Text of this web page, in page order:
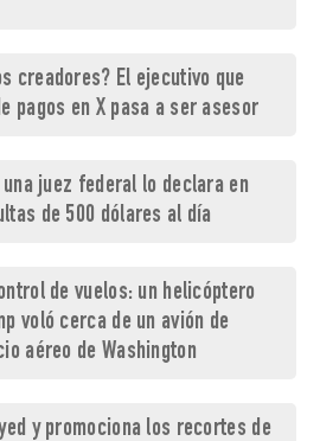
creadores? El ejecutivo que
pagos en X pasa a ser asesor
juez federal lo declara en
de 500 dólares al día
de vuelos: un helicóptero
voló cerca de un avión de
aéreo de Washington
y promociona los recortes de